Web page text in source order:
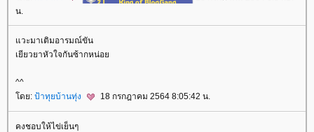
น.
วะมาเติมอารมณ์ขัน
เยียวยาหัวใจกันซ้ากหน่อ
^^
ดย: ป้าทุยบ้านทุ่ง 18 กรกฎาคม 2564 8:05:42 น.
คงชอบให้ไข่เย็นๆ